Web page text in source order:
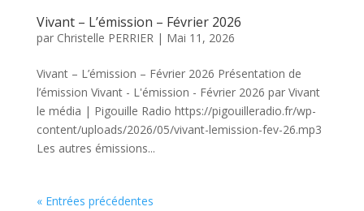
Vivant – L’émission – Février 2026
par Christelle PERRIER| Mai 11, 2026
Vivant – L’émission – Février 2026 Présentation de
l’émission Vivant - L'émission - Février 2026 par Vivant
le média | Pigouille Radio https://pigouilleradio.fr/wp-
content/uploads/2026/05/vivant-lemission-fev-26.mp3
Les autres émissions...
« Entrées précédentes